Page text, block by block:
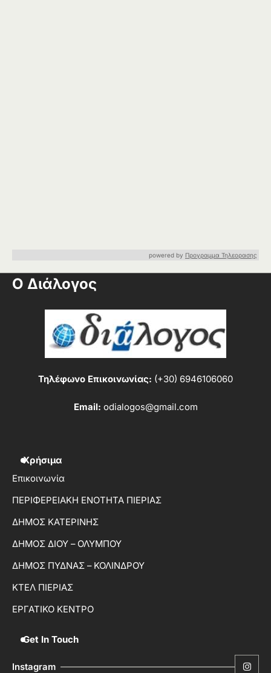
powered by Προγραμμα Τηλεορασης
Ο Διάλογος
Τηλέφωνο Επικοινωνίας: (+30) 6946106060
Email: odialogos@gmail.com
Χρήσιμα
Επικοινωνία
ΠΕΡΙΦΕΡΕΙΑΚΗ ΕΝΟΤΗΤΑ ΠΙΕΡΙΑΣ
ΔΗΜΟΣ ΚΑΤΕΡΙΝΗΣ
ΔΗΜΟΣ ΔΙΟΥ – ΟΛΥΜΠΟΥ
ΔΗΜΟΣ ΠΥΔΝΑΣ – ΚΟΛΙΝΔΡΟΥ
ΚΤΕΛ ΠΙΕΡΙΑΣ
ΕΡΓΑΤΙΚΟ ΚΕΝΤΡΟ
Get In Touch
Instagram